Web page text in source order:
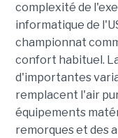
complexité de
informatique de
championnat
confort habituel.
d'importantes
remplacent l'air
équipements
remorques et des